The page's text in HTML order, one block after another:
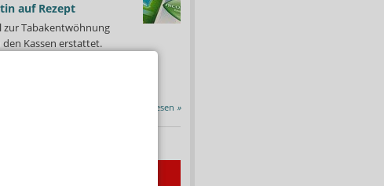
auf Rezept
zur Tabakentwöhnung
Kassen erstattet.
Alle Porträts lesen »